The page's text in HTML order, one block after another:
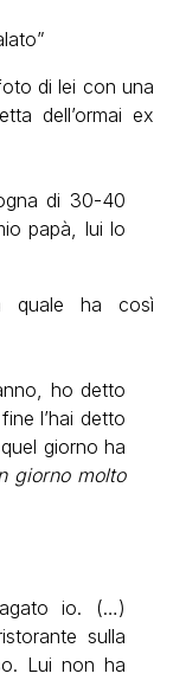
di lei con una
dell’ormai ex
di 30-40
papà, lui lo
ha così
ho detto
l’hai detto
giorno ha
giorno molto
io. (…)
sulla
Lui non ha